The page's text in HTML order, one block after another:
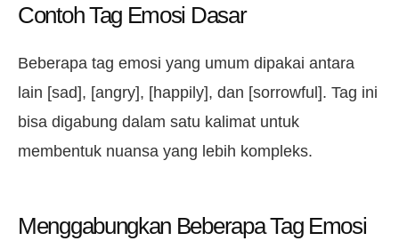
Contoh Tag Emosi Dasar
Beberapa tag emosi yang umum dipakai antara
lain [sad], [angry], [happily], dan [sorrowful]. Tag ini
bisa digabung dalam satu kalimat untuk
membentuk nuansa yang lebih kompleks.
Menggabungkan Beberapa Tag Emosi